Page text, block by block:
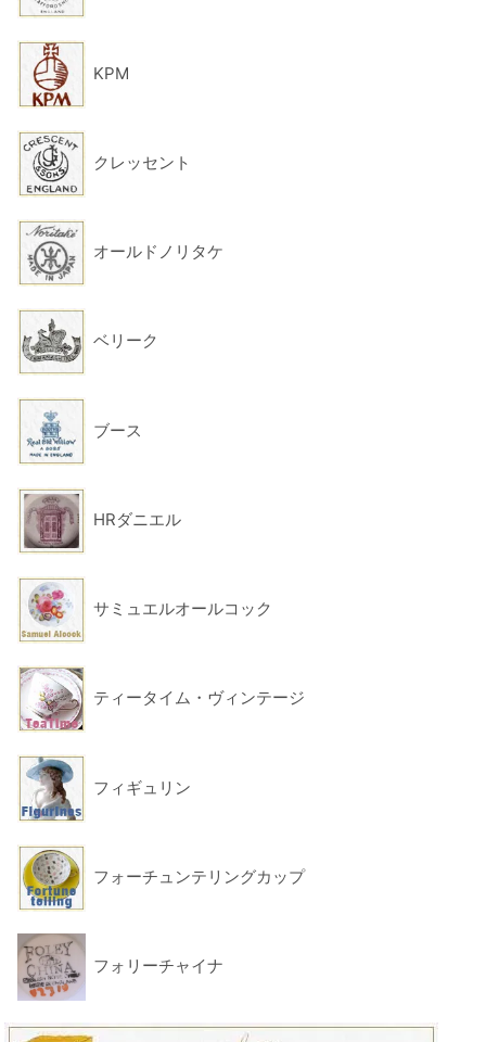
KPM
クレッセント
オールドノリタケ
ベリーク
ブース
HRダニエル
サミュエルオールコック
ティータイム・ヴィンテージ
フィギュリン
フォーチュンテリングカップ
フォリーチャイナ